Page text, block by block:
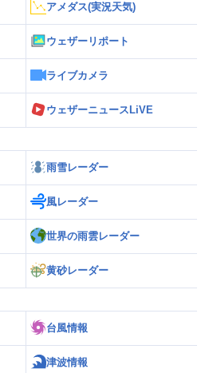
アメダス(実況天気)
ウェザーリポート
ライブカメラ
ウェザーニュースLiVE
雨雪レーダー
風レーダー
世界の雨雲レーダー
黄砂レーダー
台風情報
津波情報